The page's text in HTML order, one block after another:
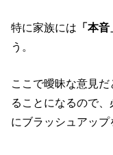
特に家族には 「本音
う。
ここで曖昧な意見
ることになるので
にブラッシュアップ